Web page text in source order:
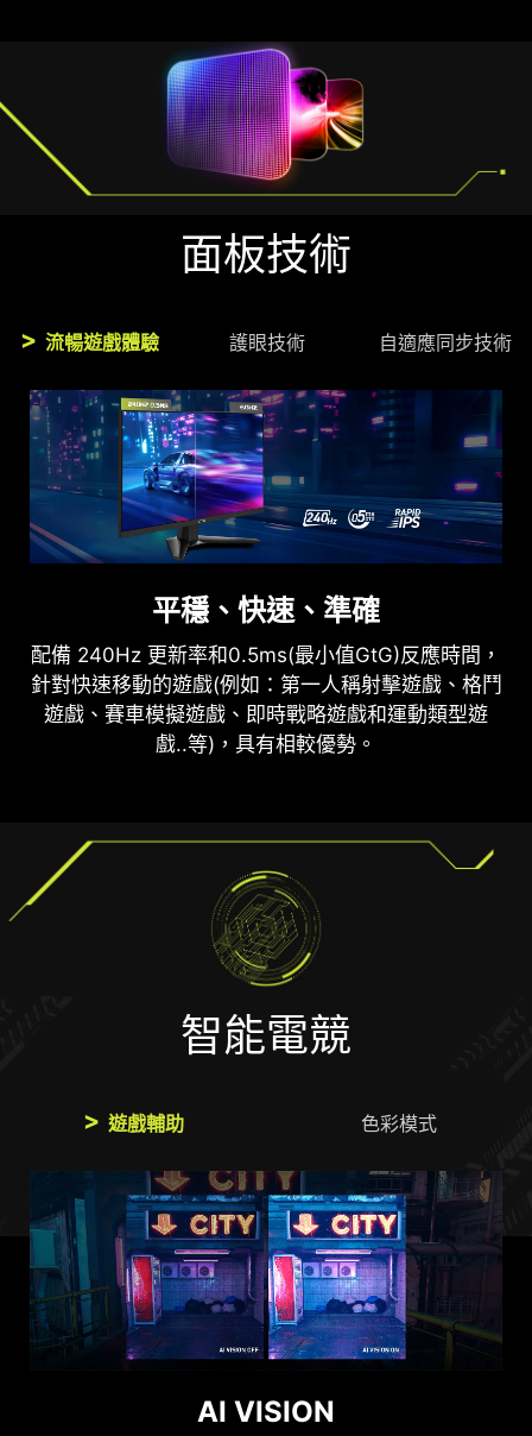
面板技術
流暢遊戲體驗 護眼技術 自適應同步技術
平穩、快速、準確
配備 240Hz 更新率和0.5ms(最小值GtG)反應時間，
針對快速移動的遊戲(例如：第一人稱射擊遊戲、格鬥
遊戲、賽車模擬遊戲、即時戰略遊戲和運動類型遊
戲..等)，具有相較優勢。
護眼設計
防閃爍、減藍光技術可減少閃爍並顯示較低藍光，從
而提供舒適的觀看體驗。
無撕裂 無卡頓
流暢遊戲體驗
暢玩遊戲不應該在流暢遊戲感受和破碎畫面之間做出
選擇。MSI電競顯示器，帶您體驗流暢、無殘影的效
體驗。
Radeon顯示卡，同時具有支援 FreeSync Premium Pro。
完整的詳細訊息請見
https://www.amd.com/freesync
智能電競
遊戲輔助 色彩模式
AI VISION
色彩模式